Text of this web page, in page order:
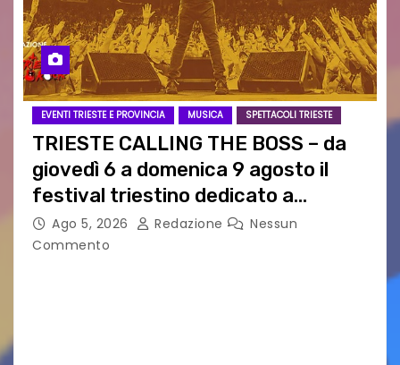
EVENTI TRIESTE E PROVINCIA MUSICA SPETTACOLI TRIESTE
TRIESTE CALLING THE BOSS – da
giovedì 6 a domenica 9 agosto il
festival triestino dedicato a
Springsteen
Ago 5, 2026 Redazione
Nessun
Commento